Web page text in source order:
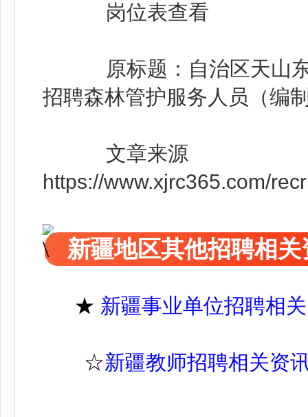
岗位表查看
原标题：自治区天山东
招聘森林管护服务人员（编
文章来源
https://www.xjrc365.com/
新疆地区其他招聘相
★ 新疆事业单位招聘相
☆新疆教师招聘相关资